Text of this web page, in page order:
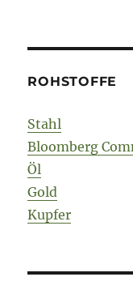
ROHSTOFFE
Stahl
Bloomberg
Öl
Gold
Kupfer